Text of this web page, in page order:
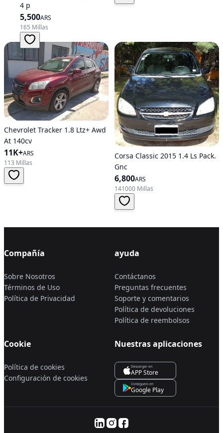
4 p
5,500ARS
165 Millas
Chevrolet Tracker 1.8 Ltz+ Awd
At 140cv
11K+ARS
113 Millas
Corsa Classic 2015 1.4 Ls Pack.
Gnc
6,800ARS
141000 Millas
Compañía
Sobre Nosotros
Términos de Uso
Política de Privacidad
ayuda
Contáctanos
Preguntas frecuentes
Soporte y comentarios
Política de devoluciones
Política de reembolsos
Cookie
Política de cookies
Configuración de cookies
Nuestras aplicaciones
Descargar en
APP Store
Consíguelo en
Google Play